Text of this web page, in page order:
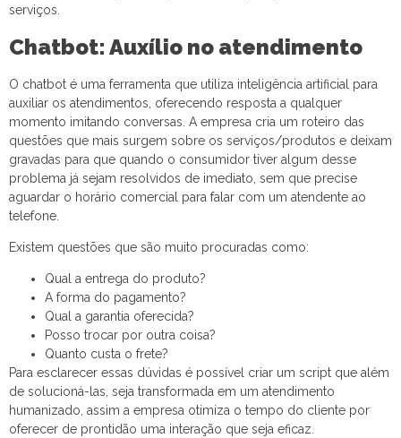
serviços.
Chatbot: Auxílio no atendimento
O chatbot é uma ferramenta que utiliza inteligência artificial para
auxiliar os atendimentos, oferecendo resposta a qualquer
momento imitando conversas. A empresa cria um roteiro das
questões que mais surgem sobre os serviços/produtos e deixam
gravadas para que quando o consumidor tiver algum desse
problema já sejam resolvidos de imediato, sem que precise
aguardar o horário comercial para falar com um atendente ao
telefone.
Existem questões que são muito procuradas como:
Qual a entrega do produto?
A forma do pagamento?
Qual a garantia oferecida?
Posso trocar por outra coisa?
Quanto custa o frete?
Para esclarecer essas dúvidas é possível criar um script que além
de solucioná-las, seja transformada em um atendimento
humanizado, assim a empresa otimiza o tempo do cliente por
oferecer de prontidão uma interação que seja eficaz.